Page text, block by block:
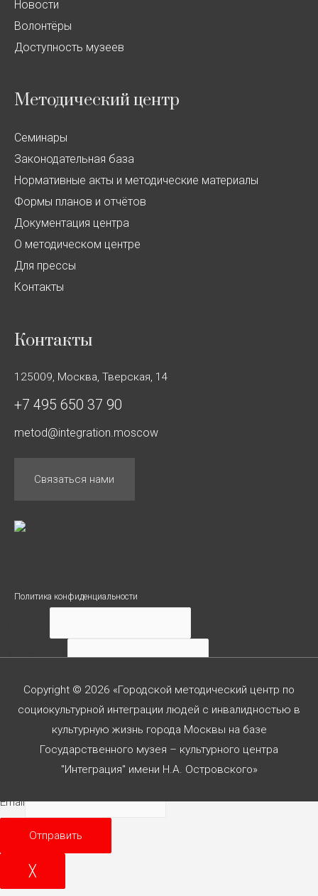
Новости
Волонтёры
Доступность музеев
Методический центр
Семинары
Законодательная база
Нормативные акты и методические материалы
Формы планов и отчётов
Документация центра
О методическом центре
Для прессы
Контакты
Контакты
125009, Москва, Тверская, 14
+7 495 650 37 90
metod@integration.moscow
Связаться нами
Политика конфиденциальности
Copyright © 2026 «Городской методический центр по
социокультурной интеграции людей с инвалидностью в
культурную жизнь города Москвы на базе
Государственного музея – культурного центра
"Интеграция" имени Н.А. Островского»
Email
Отправить
╳